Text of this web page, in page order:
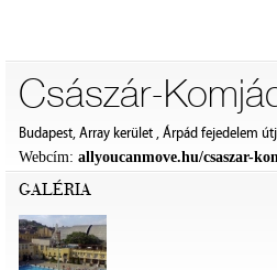
Császár-
Budapest, Array kerület , Árpád fejedelem
Webcím: allyoucanmove.hu/csaszar-
GALÉRIA